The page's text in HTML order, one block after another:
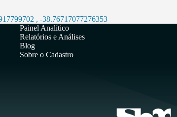
, -38.76717077276353
Painel Analítico
Relatórios e Análises
Blog
Sobre o Cadastro